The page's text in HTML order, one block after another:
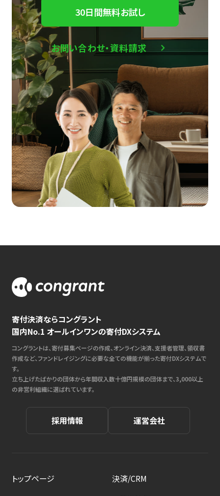
30日間無料お試し
お問い合わせ・資料請求
寄付決済ならコングラント
国内No.1 オールインワンの寄付DXシステム
コングラントは、寄付募集ページの作成、オンライン決済、支援者管理、領収書
作成など、ファンドレイジングに必要な全ての機能が揃った寄付DXシステムで
す。
立ち上げたばかりの団体から年間収入数十億円規模の団体まで、3,000以上
の非営利組織に選ばれています。
採用情報 運営会社
トップページ
決済/CRM